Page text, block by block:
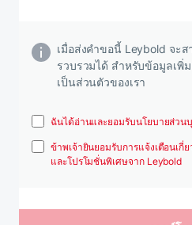
เมื่อส่งคําขอนี้ Leybold จะ
รวบรวมได้ สําหรับข้อมูลเพิ่
เป็นส่วนตัวของเรา
ฉันได้อ่านและยอมรับนโยบายส่วน
ข้าพเจ้ายินยอมรับการแจ้งเตือนเ
และโปรโมชั่นพิเศษจาก Leybold